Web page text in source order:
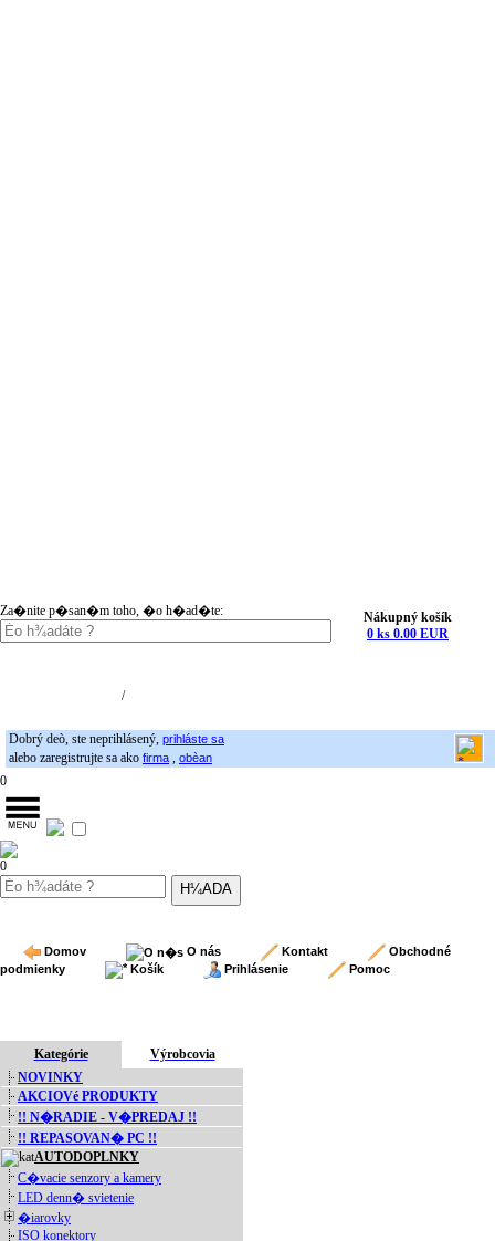
Za�nite p�san�m toho, �o h�ad�te:
Nákupný košík
0 ks 0.00 EUR
/
Dobrý deò, ste neprihlásený, prihláste sa
alebo zaregistrujte sa ako firma obèan
0
0
Domov O nás Kontakt
Obchodné
podmienky
Košík Prihlásenie Pomoc
Kategórie
Výrobcovia
NOVINKY
AKCIOVé PRODUKTY
!! N�RADIE - V�PREDAJ !!
!! REPASOVAN� PC !!
AUTODOPLNKY
C�vacie senzory a kamery
LED denn� svietenie
�iarovky
ISO konektory